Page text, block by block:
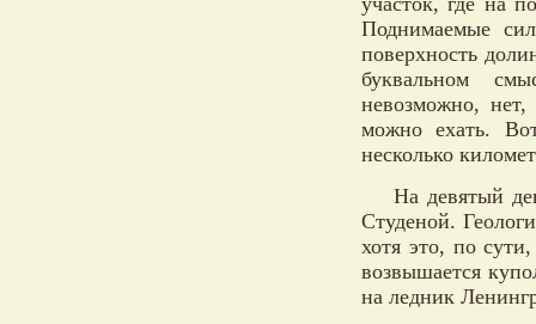
Поднимаемые
поверхность
буквальном
невозможно, нет,
можно ехать.
несколько
На девятый
Студеной.
хотя это, по
возвышается
на ледник